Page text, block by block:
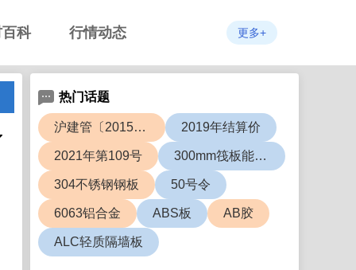
科 行情动态 更多+
热门话题
沪建管〔2015〕726号 2019年结算价
2021年第109号 300mm筏板能盖几层楼
304不锈钢钢板 50号令
6063铝合金 ABS板 AB胶
ALC轻质隔墙板